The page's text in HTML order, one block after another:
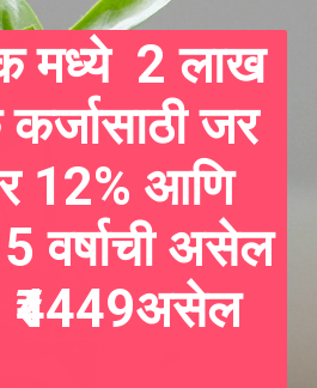
मध्ये 2 लाख
जर
12% आणि
वर्षाची असेल
₹4449असेल